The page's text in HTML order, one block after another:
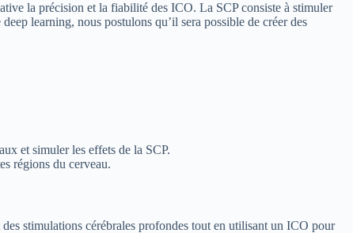
la précision et la fiabilité des ICO. La SCP consiste à stimuler
learning, nous postulons qu’il sera possible de créer des
et simuler les effets de la SCP.
régions du cerveau.
stimulations cérébrales profondes tout en utilisant un ICO pour